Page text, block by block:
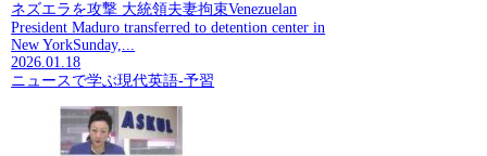
ネズエラを攻撃 大統領夫妻拘束Venezuelan
President Maduro transferred to detention center in
New YorkSunday,...
2026.01.18
ニュースで学ぶ現代英語-予習